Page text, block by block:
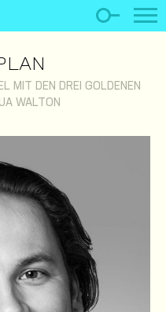
MIT DEN DREI GOLDENEN
WALTON